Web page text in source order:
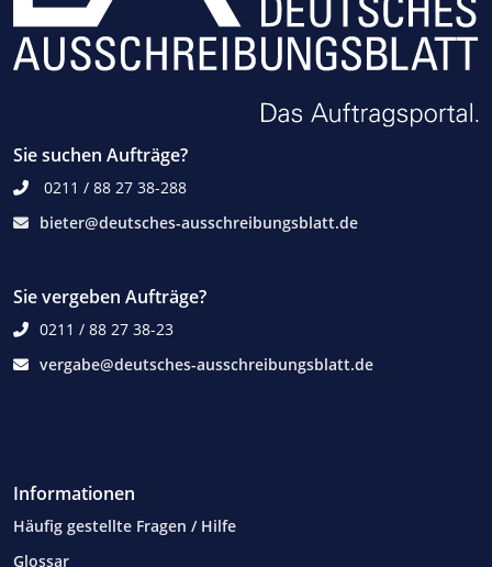
Sie suchen Aufträge?
0211 / 88 27 38-288
bieter@deutsches-ausschreibungsblatt.de
Sie vergeben Aufträge?
0211 / 88 27 38-23
vergabe@deutsches-ausschreibungsblatt.de
Informationen
Häufig gestellte Fragen / Hilfe
Glossar